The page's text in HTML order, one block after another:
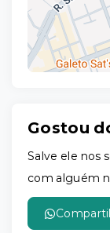
Gostou
Salve ele nos
com alguém